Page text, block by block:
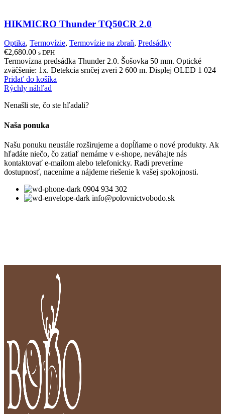
HIKMICRO Thunder TQ50CR 2.0
Optika, Termovízie, Termovízie na zbraň, Predsádky
€2,680.00 s DPH
Termovízna predsádka Thunder 2.0. Šošovka 50 mm. Optické
zväčšenie: 1x. Detekcia srnčej zveri 2 600 m. Displej OLED 1 024
Pridať do košíka
Rýchly náhľad
Nenašli ste, čo ste hľadali?
Naša ponuka
Našu ponuku neustále rozširujeme a dopĺňame o nové produkty. Ak
hľadáte niečo, čo zatiaľ nemáme v e-shope, neváhajte nás
kontaktovať e-mailom alebo telefonicky. Radi preveríme
dostupnosť, naceníme a nájdeme riešenie k vašej spokojnosti.
0904 934 302
info@polovnictvobodo.sk